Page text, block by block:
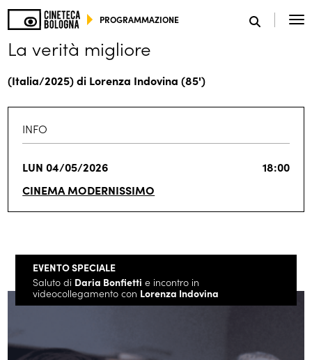
PROGRAMMAZIONE
SCEGLI IL TUO MONDO
La verità migliore
(Italia/2025) di Lorenza Indovina (85')
INFO
LUN 04/05/2026
18:00
CINEMA MODERNISSIMO
EVENTO SPECIALE
Saluto di Daria Bonfietti e incontro in
videocollegamento con Lorenza Indovina